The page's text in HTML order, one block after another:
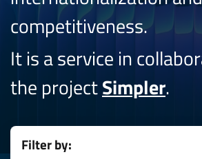
competitiveness.
It is a service in
the projectSimpler.
Filter by: